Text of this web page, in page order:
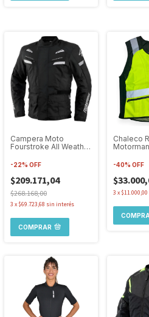
Campera Moto
Fourstroke All Weather
-22% OFF
$209.171,04
$268.168,00
3 x $69.723,68 sin interés
COMPRAR
Chaleco
-40% OFF
3 x $11.000,00